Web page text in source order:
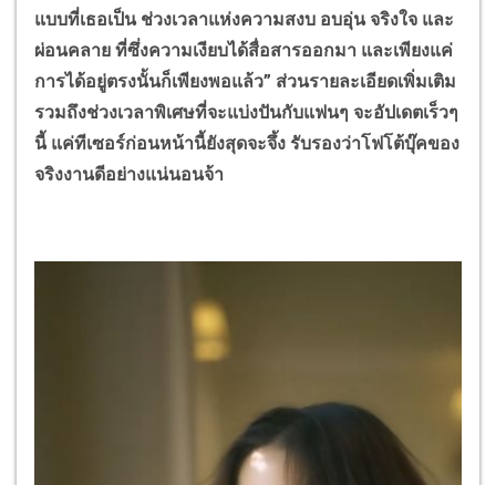
แบบที่เธอเป็น ช่วงเวลาแห่งความสงบ อบอุ่น จริงใจ และ
ผ่อนคลาย ที่ซึ่งความเงียบได้สื่อสารออกมา และเพียงแค่
การได้อยู่ตรงนั้นก็เพียงพอแล้ว” ส่วนรายละเอียดเพิ่มเติม
รวมถึงช่วงเวลาพิเศษที่จะแบ่งปันกับแฟนๆ จะอัปเดตเร็วๆ
นี้ แค่ทีเซอร์ก่อนหน้านี้ยังสุดจะจึ้ง รับรองว่าโฟโต้บุ๊คของ
จริงงานดีอย่างแน่นอนจ้า